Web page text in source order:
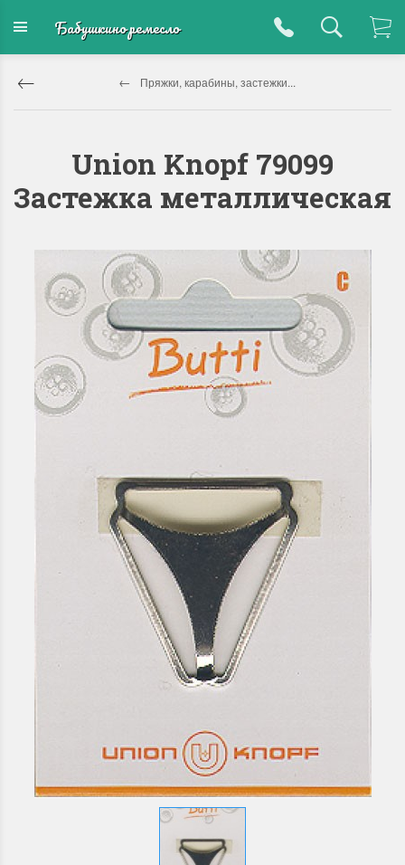
Бабушкино ремесло
Пряжки, карабины, застежки...
Union Knopf 79099
Застежка металлическая